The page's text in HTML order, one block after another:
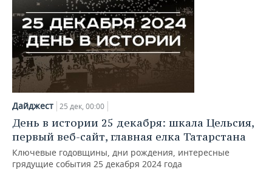
Дайджест 25 дек, 00:00
День в истории 25 декабря: шкала Цельсия,
первый веб-сайт, главная елка Татарстана
Ключевые годовщины, дни рождения, интересные
грядущие события 25 декабря 2024 года